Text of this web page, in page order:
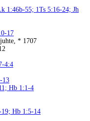
1:46b-55; 1Ts 5:16-24; Jh
17
* 1707
4:4
13
Hb 1:1-4
Hb 1:5-14